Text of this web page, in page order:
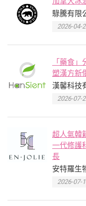
騄騰有限
2026-04-
「藥食
塑漢方新
漢馨科技
2026-07-
超人氣韓
一代修護
長
安特羅生
2026-07-